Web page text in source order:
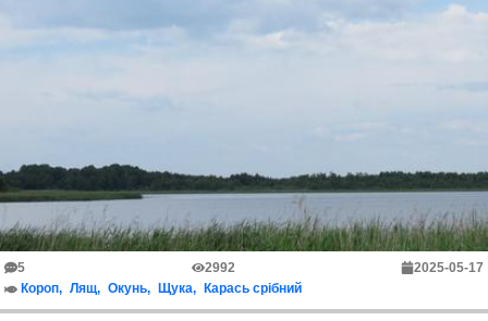
5 2992
2025-05-17
Короп
Лящ Окунь Щука Карась срібний